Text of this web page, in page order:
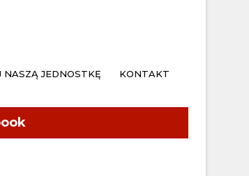
NASZĄ JEDNOSTKĘ KONTAKT